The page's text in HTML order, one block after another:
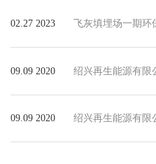
02.27 2023
09.09 2020
09.09 2020